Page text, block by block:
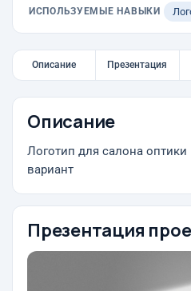
ИСПОЛЬЗУЕМЫЕ НАВЫКИ
Описание Презентация
Описание
Логотип для салона оптики
вариант
Презентация